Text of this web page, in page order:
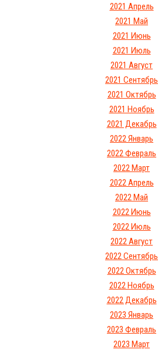
2021 Апрель
2021 Май
2021 Июнь
2021 Июль
2021 Август
2021 Сентябрь
2021 Октябрь
2021 Ноябрь
2021 Декабрь
2022 Январь
2022 Февраль
2022 Март
2022 Апрель
2022 Май
2022 Июнь
2022 Июль
2022 Август
2022 Сентябрь
2022 Октябрь
2022 Ноябрь
2022 Декабрь
2023 Январь
2023 Февраль
2023 Март